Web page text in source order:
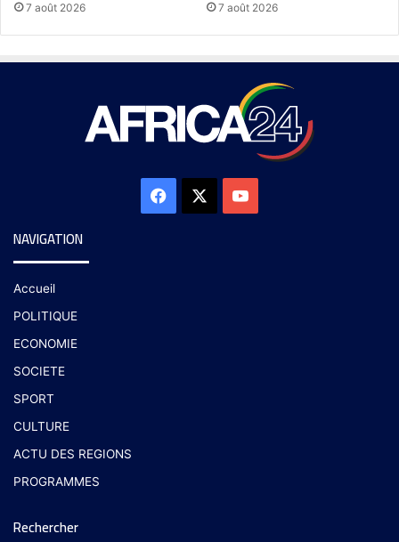
7 août 2026 7 août 2026
NAVIGATION
Accueil
POLITIQUE
ECONOMIE
SOCIETE
SPORT
CULTURE
ACTU DES REGIONS
PROGRAMMES
Rechercher